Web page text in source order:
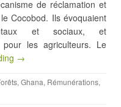
de réclamation et
Cocobod. Ils évoquaient
et sociaux, et
les agriculteurs. Le
→
, Ghana, Rémunérations,